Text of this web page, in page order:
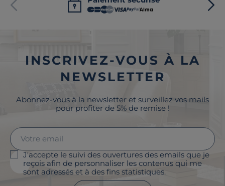
INSCRIVEZ-VOUS À LA
NEWSLETTER
Abonnez-vous à la newsletter et surveillez vos mails
pour profiter de 5% de remise !
J'accepte le suivi des ouvertures des emails que je
reçois afin de personnaliser les contenus qui me
sont adressés et à des fins statistiques.